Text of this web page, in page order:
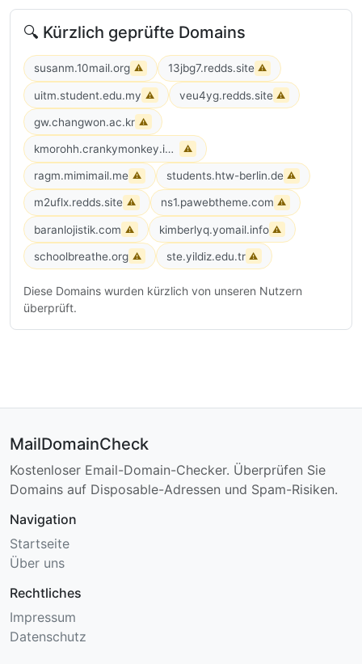
🔍 Kürzlich geprüfte Domains
susanm.10mail.org ⚠ 13jbg7.redds.site ⚠
uitm.student.edu.my ⚠ veu4yg.redds.site ⚠
gw.changwon.ac.kr ⚠
kmorohh.crankymonkey.info ⚠
ragm.mimimail.me ⚠ students.htw-berlin.de ⚠
m2uflx.redds.site ⚠ ns1.pawebtheme.com ⚠
baranlojistik.com ⚠ kimberlyq.yomail.info ⚠
schoolbreathe.org ⚠ ste.yildiz.edu.tr ⚠
Diese Domains wurden kürzlich von unseren Nutzern
überprüft.
MailDomainCheck
Kostenloser Email-Domain-Checker. Überprüfen Sie
Domains auf Disposable-Adressen und Spam-Risiken.
Navigation
Startseite
Über uns
Rechtliches
Impressum
Datenschutz